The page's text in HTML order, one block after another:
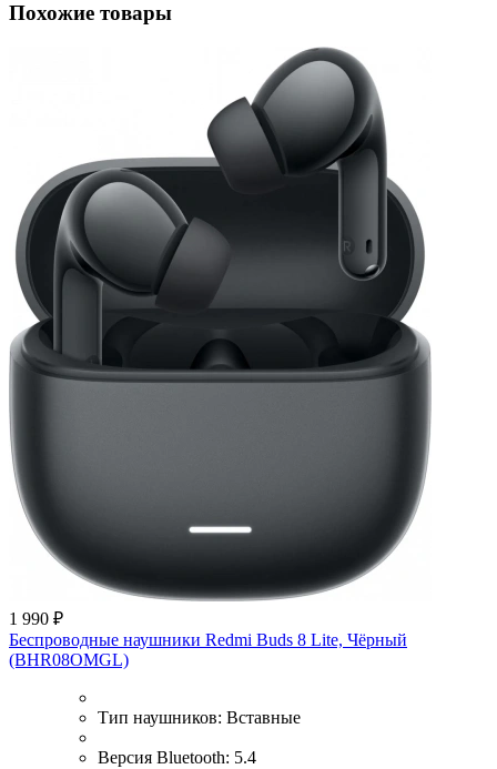
Похожие товары
1 990 ₽
Беспроводные наушники Redmi Buds 8 Lite, Чёрный
(BHR08OMGL)
Тип наушников: Вставные
Версия Bluetooth: 5.4